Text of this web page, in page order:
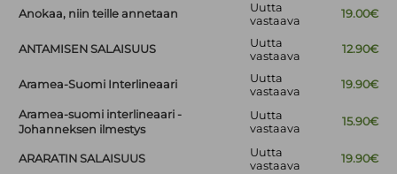
Anokaa, niin teille annetaan
Uutta
vastaava
19.00€
ANTAMISEN SALAISUUS
Uutta
vastaava
12.90€
Aramea-Suomi Interlineaari
Uutta
vastaava
19.90€
Aramea-suomi interlineaari -
Johanneksen ilmestys
Uutta
vastaava
15.90€
ARARATIN SALAISUUS
Uutta
vastaava
19.90€